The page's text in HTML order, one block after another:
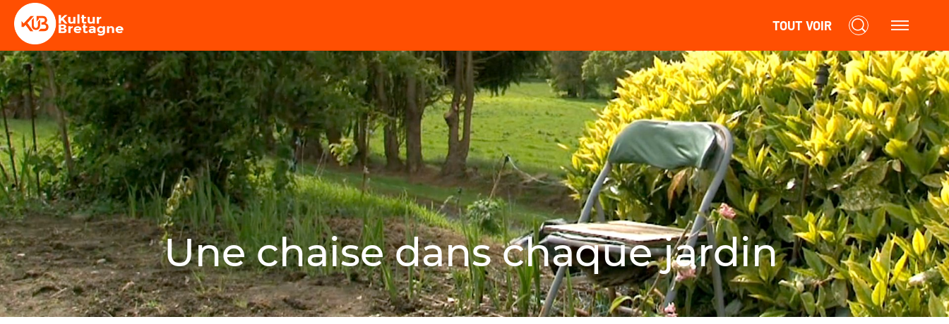
TOUT VOIR
Une chaise dans chaque jardin